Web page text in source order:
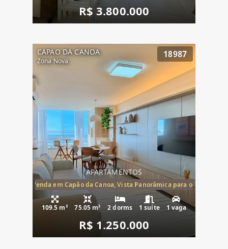
R$ 3.800.000
CAPAO DA CANOA
Zona Nova
18987
APARTAMENTOS
Mar à Venda em Capão da Canoa, Vista Panorâmica para o Mar, 2
109.5 m² 75.05 m² 2 dorms 1 suíte 1 vaga
R$ 1.250.000